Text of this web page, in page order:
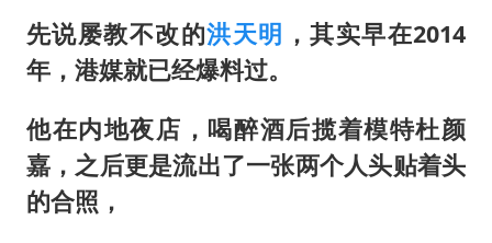
56岁刘奕君跟13岁女儿合跳
先说屡教不改的洪天明 ，其实早在2014
年，港媒就已经爆料过。
他在内地夜店，喝醉酒后揽着模特杜颜
嘉，之后更是流出了一张两个人头贴着头
的合照，